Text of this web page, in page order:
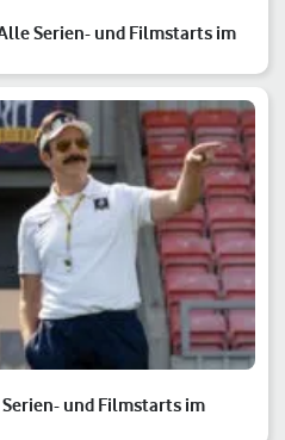
Serien- und Filmstarts im
Serien- und Filmstarts im